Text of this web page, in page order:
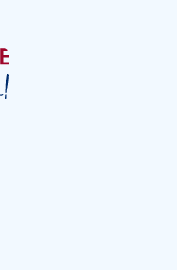
van Hypotheek
van
pagina van